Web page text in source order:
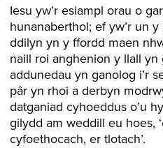
Iesu yw’r esiampl orau o
hunanaberthol; ef yw’r un
ddilyn yn y ffordd maen
naill roi anghenion y llall yn
addunedau yn ganolog i’r
pâr yn rhoi a derbyn
datganiad cyhoeddus o’u
gilydd am weddill eu hoes,
cyfoethocach, er tlotach’.